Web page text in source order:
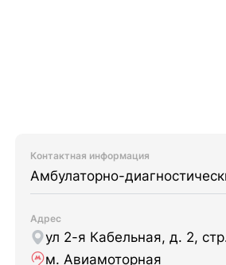
Контактная информация
Амбулаторно-
Адрес
ул 2-я Кабельная, д. 2,
м. Авиамоторная